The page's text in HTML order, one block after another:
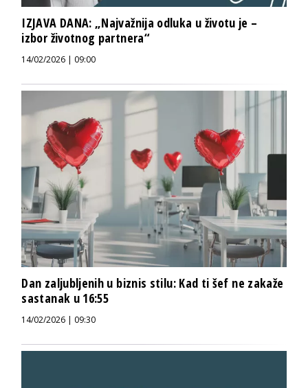
IZJAVA DANA: „Najvažnija odluka u životu je –
izbor životnog partnera“
14/02/2026 | 09:00
Dan zaljubljenih u biznis stilu: Kad ti šef ne zakaže
sastanak u 16:55
14/02/2026 | 09:30